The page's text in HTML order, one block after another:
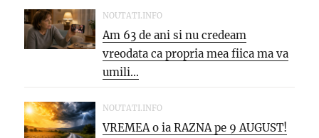
NOUTATI.INFO
Am 63 de ani si nu credeam
vreodata ca propria mea fiica ma va
umili...
NOUTATI.INFO
VREMEA o ia RAZNA pe 9 AUGUST!